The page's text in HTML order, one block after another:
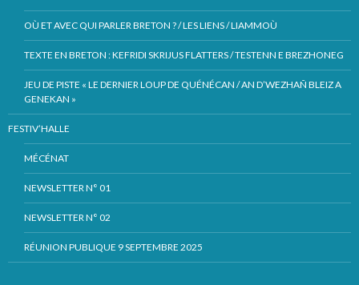
OÙ ET AVEC QUI PARLER BRETON ? / LES LIENS / LIAMMOÙ
TEXTE EN BRETON : KEFRIDI SKRIJUS FLATTERS / TESTENN E BREZHONEG
JEU DE PISTE « LE DERNIER LOUP DE QUÉNÉCAN / AN D’WEZHAÑ BLEIZ A
GENEKAN »
FESTIV’HALLE
MÉCÉNAT
NEWSLETTER N° 01
NEWSLETTER N° 02
RÉUNION PUBLIQUE 9 SEPTEMBRE 2025